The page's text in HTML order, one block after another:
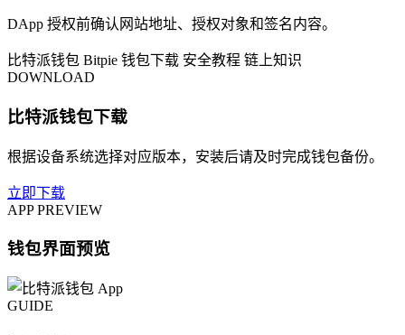
DApp 授权前确认网站地址、授权对象和签名内容。
比特派钱包 Bitpie 钱包下载 安全教程 链上知识
DOWNLOAD
比特派钱包下载
根据设备系统选择对应版本，安装后请及时完成钱包备份。
立即下载
APP PREVIEW
钱包界面预览
GUIDE